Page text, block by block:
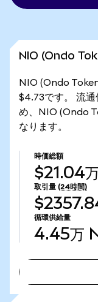
NIO (Ondo
NIO (Ondo
$4.73です。 流
め、NIO (Ondo
なります。
時価総額
$21.04
取引量 (24時間)
循環供給量
4.45万